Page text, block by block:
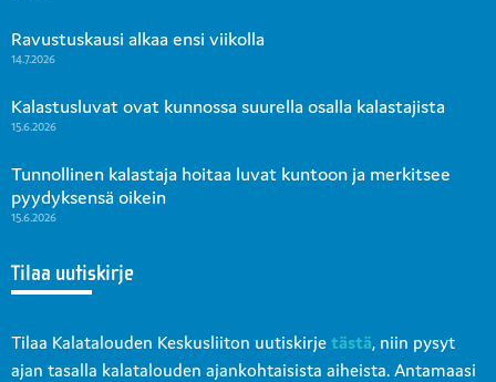
Ravustuskausi alkaa ensi viikolla
14.7.2026
Kalastusluvat ovat kunnossa suurella osalla kalastajista
15.6.2026
Tunnollinen kalastaja hoitaa luvat kuntoon ja merkitsee
pyydyksensä oikein
15.6.2026
Tilaa uutiskirje
Tilaa Kalatalouden Keskusliiton uutiskirje tästä, niin pysyt
ajan tasalla kalatalouden ajankohtaisista aiheista. Antamaasi